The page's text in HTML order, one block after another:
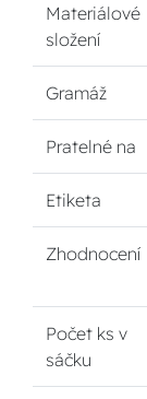
Materiálové
složení
Gramáž
Pratelné na
Etiketa
Zhodnocení
Počet ks v
sáčku